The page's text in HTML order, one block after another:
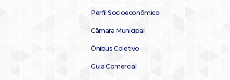
Perfil Socioeconômico
Câmara Municipal
Ônibus Coletivo
Guia Comercial